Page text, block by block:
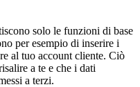
solo le funzioni di base
per esempio di inserire i
al tuo account cliente. Ciò
a te e che i dati
a terzi.